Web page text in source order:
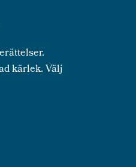
kärlek. Välj